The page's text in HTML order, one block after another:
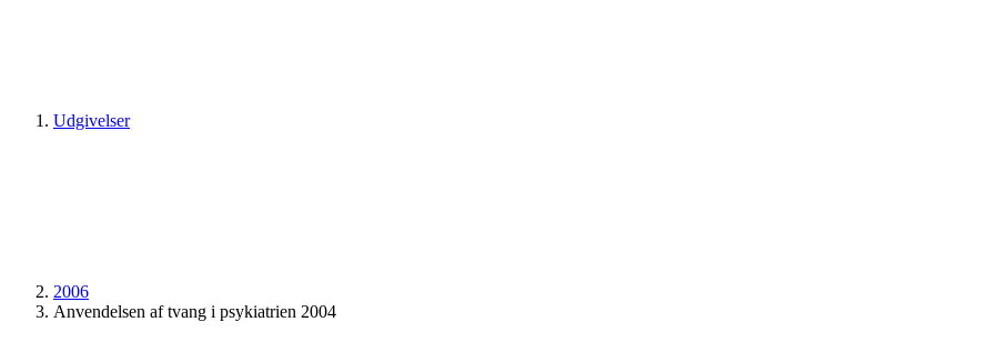
Udgivelser
2006
Anvendelsen af tvang i psykiatrien 2004